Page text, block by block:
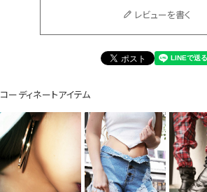
スタッフコーディネート
イベント一覧
レビューを書く
コーディネートアイテム